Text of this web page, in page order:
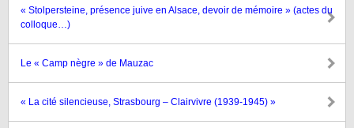
« Stolpersteine, présence juive en Alsace, devoir de mémoire » (actes du
colloque…)
Le « Camp nègre » de Mauzac
« La cité silencieuse, Strasbourg – Clairvivre (1939-1945) »